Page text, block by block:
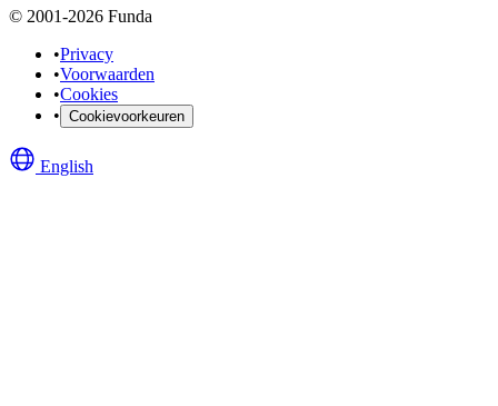
© 2001-2026 Funda
•Privacy
•Voorwaarden
•Cookies
• Cookievoorkeuren
English